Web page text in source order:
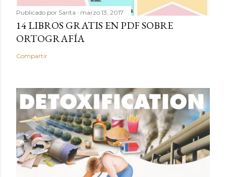
Publicado por Sarita marzo 13, 2017
14 LIBROS GRATIS EN PDF SOBRE
ORTOGRAFÍA
Compartir